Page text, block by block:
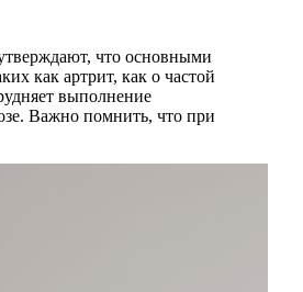
что основными
как артрит, как о частой
выполнение
Важно помнить, что при